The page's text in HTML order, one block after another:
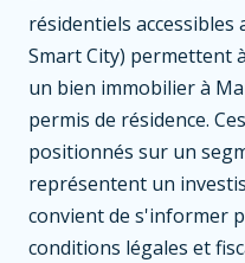
résidentiels accessibles
Smart City) permettent
un bien immobilier à
permis de résidence.
positionnés sur un
représentent un
convient de s'informer
conditions légales et